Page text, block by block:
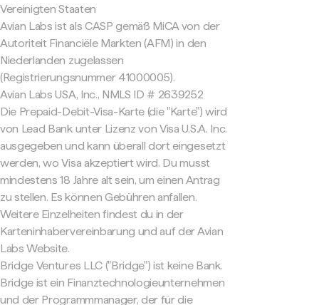
Vereinigten Staaten
Avian Labs ist als CASP gemäß MiCA von der
Autoriteit Financiële Markten (AFM) in den
Niederlanden zugelassen
(Registrierungsnummer 41000005).
Avian Labs USA, Inc., NMLS ID # 2639252
Die Prepaid-Debit-Visa-Karte (die "Karte") wird
von Lead Bank unter Lizenz von Visa U.S.A. Inc.
ausgegeben und kann überall dort eingesetzt
werden, wo Visa akzeptiert wird. Du musst
mindestens 18 Jahre alt sein, um einen Antrag
zu stellen. Es können Gebühren anfallen.
Weitere Einzelheiten findest du in der
Karteninhabervereinbarung und auf der Avian
Labs Website.
Bridge Ventures LLC ("Bridge") ist keine Bank.
Bridge ist ein Finanztechnologieunternehmen
und der Programmmanager, der für die